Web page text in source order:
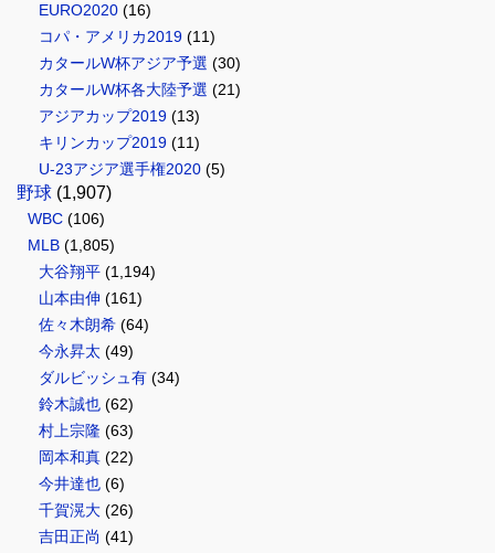
EURO2020 (16)
コパ・アメリカ2019 (11)
カタールW杯アジア予選 (30)
カタールW杯各大陸予選 (21)
アジアカップ2019 (13)
キリンカップ2019 (11)
U-23アジア選手権2020 (5)
野球 (1,907)
WBC (106)
MLB (1,805)
大谷翔平 (1,194)
山本由伸 (161)
佐々木朗希 (64)
今永昇太 (49)
ダルビッシュ有 (34)
鈴木誠也 (62)
村上宗隆 (63)
岡本和真 (22)
今井達也 (6)
千賀滉大 (26)
吉田正尚 (41)